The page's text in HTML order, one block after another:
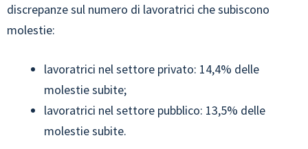
discrepanze sul numero di lavoratrici che subiscono
molestie:
lavoratrici nel settore privato: 14,4% delle
molestie subite;
lavoratrici nel settore pubblico: 13,5% delle
molestie subite.